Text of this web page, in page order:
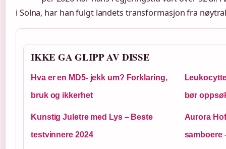
i Solna, har han fulgt landets transformasjon fra
IKKE GA GLIPP AV DISSE
Hva er en MD5- jekk um? Forklaring,
bruk og ikkerhet bør
Kunstig Juletre med Lys – Beste
testvinnere 2024
Aurora
samboere